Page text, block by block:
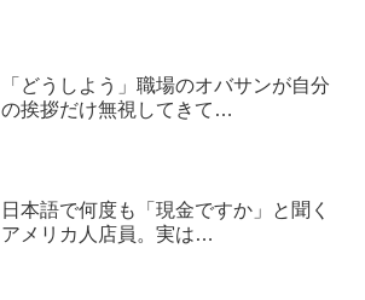
「どうしよう」職場のオバサンが自分
の挨拶だけ無視してきて…
日本語で何度も「現金ですか」と聞く
アメリカ人店員。実は…